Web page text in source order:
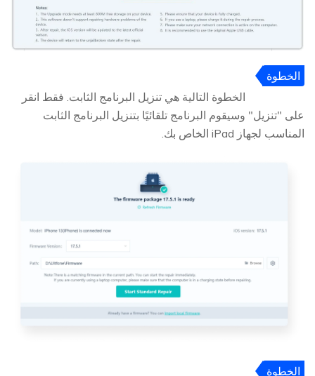
الخطوة
الخطوة التالية هي تنزيل البرنامج الثابت. فقط انقر
على "تنزيل" وسيقوم البرنامج تلقائيًا بتنزيل البرنامج الثابت
المناسب لجهاز iPad الخاص بك.
الخطوة